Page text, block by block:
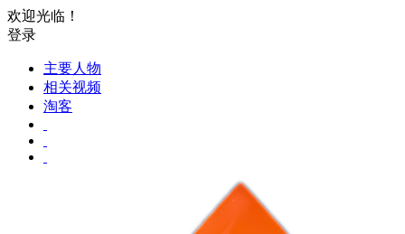
欢迎光临！
登录
主要人物
相关视频
淘客